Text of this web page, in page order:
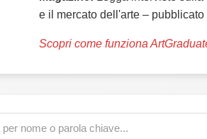
e il mercato dell'arte – pubblicato
Scopri come funziona